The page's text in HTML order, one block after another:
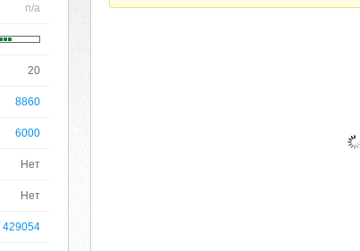
n/a
20
8860
6000
Нет
Нет
429054